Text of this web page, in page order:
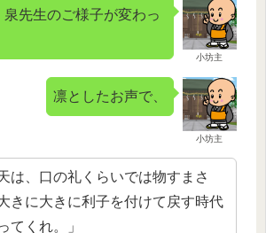
小坊主
先生のご様子が変わっ
小坊主
凛としたお声で、
天は、口の礼くらいでは物すまさ
きに大きに利子を付けて戻す時代
てくれ。」